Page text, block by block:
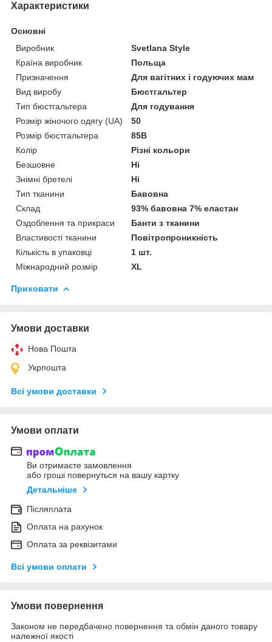
Характеристики
Основні
Виробник
Svetlana Style
Країна виробник
Польща
Призначення
Для вагітних і годуючих мам
Вид виробу
Бюстгальтер
Тип бюстгальтера
Для годування
Розмір жіночого одягу (UA)
50
Розмір бюстгальтера
85B
Колір
Різні кольори
Безшовне
Ні
Знімні бретелі
Ні
Тип тканини
Бавовна
Склад
93% бавовна 7% еластан
Оздоблення та прикраси
Банти з тканини
Властивості тканини
Повітропроникність
Кількість в упаковці
1 шт.
Міжнародний розмір
XL
Приховати
Умови доставки
Нова Пошта
Укрпошта
Всі умови доставки
Умови оплати
Ви отримаєте замовлення
або гроші повернуться на вашу картку
Детальніше
Післяплата
Оплата на рахунок
Оплата за реквізитами
Всі умови оплати
Умови повернення
Законом не передбачено повернення та обмін даного товару
належної якості